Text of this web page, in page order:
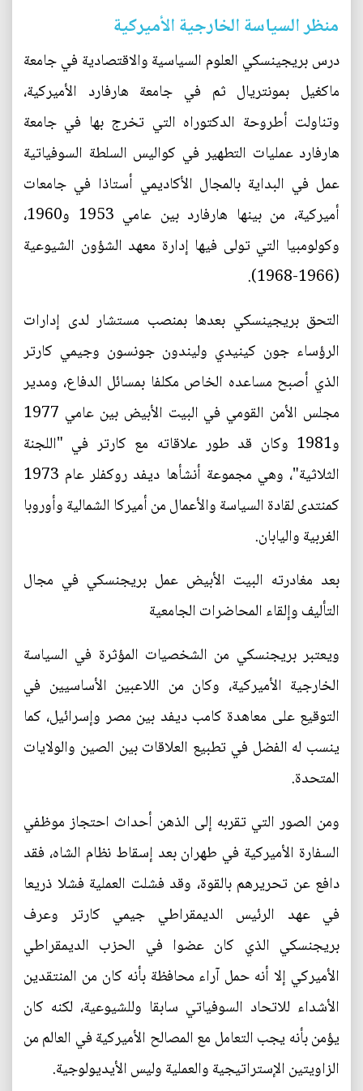
منظر السياسة الخارجية الأميركية
درس بريجينسكي العلوم السياسية والاقتصادية في جامعة
ماكغيل بمونتريال ثم في جامعة هارفارد الأميركية،
وتناولت أطروحة الدكتوراه التي تخرج بها في جامعة
هارفارد عمليات التطهير في كواليس السلطة السوفياتية
عمل في البداية بالمجال الأكاديمي أستاذا في جامعات
أميركية، من بينها هارفارد بين عامي 1953 و1960،
وكولومبيا التي تولى فيها إدارة معهد الشؤون الشيوعية
(1966-1968).
التحق بريجينسكي بعدها بمنصب مستشار لدى إدارات
الرؤساء جون كينيدي وليندون جونسون وجيمي كارتر
الذي أصبح مساعده الخاص مكلفا بمسائل الدفاع، ومدير
مجلس الأمن القومي في البيت الأبيض بين عامي 1977
و1981 وكان قد طور علاقاته مع كارتر في "اللجنة
الثلاثية"، وهي مجموعة أنشأها ديفد روكفلر عام 1973
كمنتدى لقادة السياسة والأعمال من أميركا الشمالية وأوروبا
الغربية واليابان.
بعد مغادرته البيت الأبيض عمل بريجنسكي في مجال
التأليف وإلقاء المحاضرات الجامعية
ويعتبر بريجنسكي من الشخصيات المؤثرة في السياسة
الخارجية الأميركية، وكان من اللاعبين الأساسيين في
التوقيع على معاهدة كامب ديفد بين مصر وإسرائيل، كما
ينسب له الفضل في تطبيع العلاقات بين الصين والولايات
المتحدة.
ومن الصور التي تقربه إلى الذهن أحداث احتجاز موظفي
السفارة الأميركية في طهران بعد إسقاط نظام الشاه، فقد
دافع عن تحريرهم بالقوة، وقد فشلت العملية فشلا ذريعا
في عهد الرئيس الديمقراطي جيمي كارتر وعرف
بريجنسكي الذي كان عضوا في الحزب الديمقراطي
الأميركي إلا أنه حمل آراء محافظة بأنه كان من المنتقدين
الأشداء للاتحاد السوفياتي سابقا وللشيوعية، لكنه كان
يؤمن بأنه يجب التعامل مع المصالح الأميركية في العالم من
الزاويتين الإستراتيجية والعملية وليس الأيديولوجية.